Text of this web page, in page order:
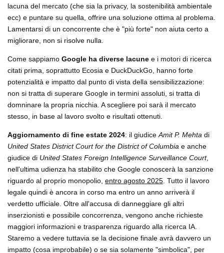
lacuna del mercato (che sia la privacy, la sostenibilità ambientale
ecc) e puntare su quella, offrire una soluzione ottima al problema.
Lamentarsi di un concorrente che è "più forte" non aiuta certo a
migliorare, non si risolve nulla.
Come sappiamo Google ha diverse lacune e i motori di ricerca
citati prima, soprattutto Ecosia e DuckDuckGo, hanno forte
potenzialità e impatto dal punto di vista della sensibilizzazione:
non si tratta di superare Google in termini assoluti, si tratta di
domninare la propria nicchia. A scegliere poi sarà il mercato
stesso, in base al lavoro svolto e risultati ottenuti.
Aggiornamento di fine estate 2024: il giudice Amit P. Mehta di
United States District Court for the District of Columbia e anche
giudice di United States Foreign Intelligence Surveillance Court,
nell'ultima udienza ha stabilito che Google conoscerà la sanzione
riguardo al proprio monopolio, entro agosto 2025 . Tutto il lavoro
legale quindi è ancora in corso ma entro un anno arriverà il
verdetto ufficiale. Oltre all'accusa di danneggiare gli altri
inserzionisti e possibile concorrenza, vengono anche richieste
maggiori informazioni e trasparenza riguardo alla ricerca IA.
Staremo a vedere tuttavia se la decisione finale avrà davvero un
impatto (cosa improbabile) o se sia solamente "simbolica", per